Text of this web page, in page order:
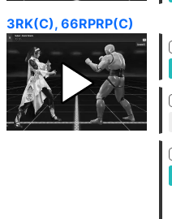
3RK(C), 66RPRP(C)